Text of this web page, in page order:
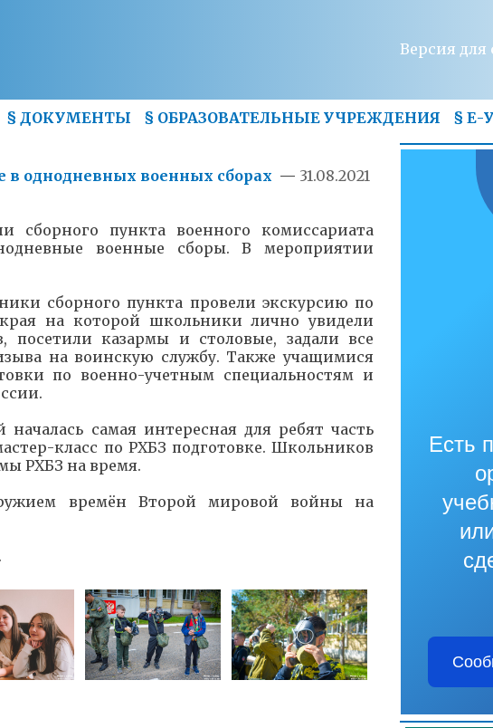
Версия
§ ДОКУМЕНТЫ § ОБРАЗОВАТЕЛЬНЫЕ УЧРЕЖДЕНИЯ § Е-
однодневных военных сборах — 31.08.2021
сборного пункта военного комиссариата
военные сборы. В мероприятии
сборного пункта провели экскурсию по
на которой школьники лично увидели
посетили казармы и столовые, задали все
на воинскую службу. Также учащимися
по военно-учетным специальностям и
самая интересная для ребят часть
класс по РХБЗ подготовке. Школьников
РХБЗ на время.
времён Второй мировой войны на
.
Есть